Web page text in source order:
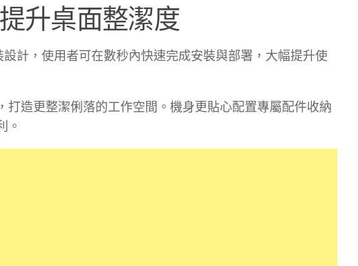
升桌面整潔度
計，使用者可在數秒內快速完成安裝與部署，大幅提升使
造更整潔俐落的工作空間。機身更貼心配置專屬配件收納
。